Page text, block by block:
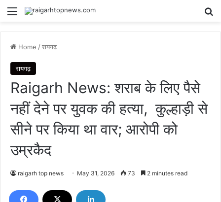
Menu
Home /रायगढ़
रायगढ़
Raigarh News: शराब के लिए पैसे
नहीं देने पर युवक की हत्या, कुल्हाड़ी से
सीने पर किया था वार; आरोपी को
उम्रकैद
raigarh top news May 31, 2026 73 2 minutes read